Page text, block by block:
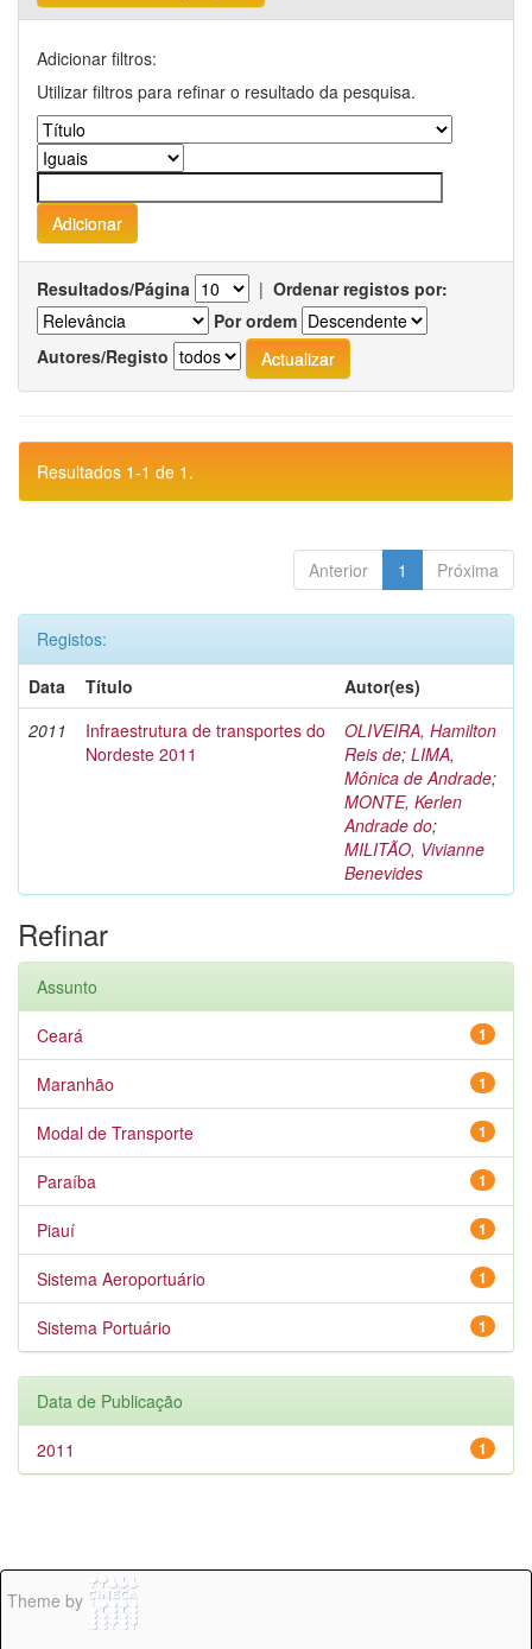
Adicionar filtros:
Utilizar filtros para refinar o resultado da pesquisa.
Resultados/Página | Ordenar registos por:
Por ordem
Autores/Registo
Resultados 1-1 de 1.
Anterior 1 Próxima
Registos:
Data
Título
Autor(es)
2011
Infraestrutura de transportes do
Nordeste 2011
OLIVEIRA, Hamilton
Reis de; LIMA,
Mônica de Andrade;
MONTE, Kerlen
Andrade do;
MILITÃO, Vivianne
Benevides
Refinar
Assunto
1
Ceará
1
Maranhão
1
Modal de Transporte
1
Paraíba
1
Piauí
1
Sistema Aeroportuário
1
Sistema Portuário
Data de Publicação
1
2011
Theme by